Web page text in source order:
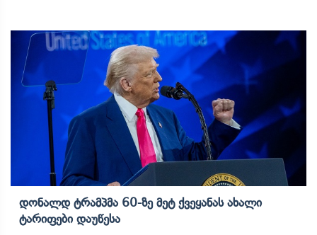
Დონალდ Ტრამპმა 60-Ზე Მეტ Ქვეყანას Ახალი
Ტარიფები Დაუწესა